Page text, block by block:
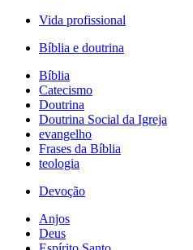
Vida profissional
Bíblia e doutrina
Bíblia
Catecismo
Doutrina
Doutrina Social da Igreja
evangelho
Frases da Bíblia
teologia
Devoção
Anjos
Deus